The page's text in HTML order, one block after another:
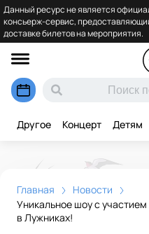
Данный ресурс не является
консьерж-сервис,
доставке билетов на мероприятия.
Другое Концерт Детям
Главная
Новости
Уникальное шоу с
в Лужниках!